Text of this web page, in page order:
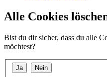
Alle Cookies
Bist du dir sicher, dass du alle
möchtest?